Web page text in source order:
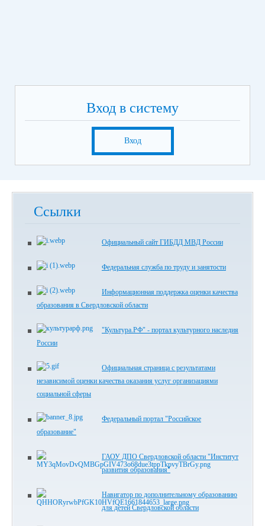
Вход в систему
Вход
Ссылки
Официальный сайт ГИБДД МВД России
Федеральная служба по труду и занятости
Информационная поддержка оценки качества
образования в Свердловской области
"Культура.РФ" - портал культурного наследия
России
Официальная страница с результатами
независимой оценки качества оказания услуг организациями
социальной сферы
Федеральный портал "Российское
образование"
ГАОУ ДПО Свердловской области "Институт
развития образования"
Навигатор по дополнительному образованию
для детей Свердловской области